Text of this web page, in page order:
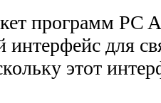
программ PC
интерфейс для
этот